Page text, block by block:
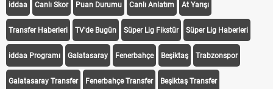
iddaa Canlı Skor Puan Durumu Canlı Anlatım At Yarışı
Transfer Haberleri TV'de Bugün Süper Lig Fikstür Süper Lig Haberleri
iddaa Programı Galatasaray Fenerbahçe Beşiktaş Trabzonspor
Galatasaray Transfer Fenerbahçe Transfer Beşiktaş Transfer